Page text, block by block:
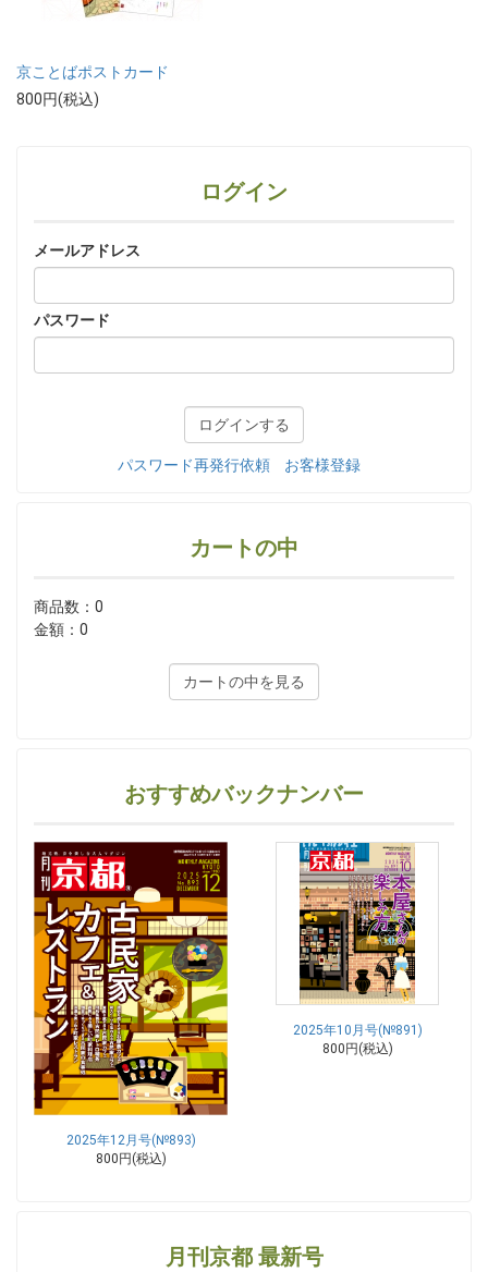
京ことばポストカード
800円(税込)
ログイン
メールアドレス
パスワード
パスワード再発行依頼 お客様登録
カートの中
商品数：0
金額：0
カートの中を見る
おすすめバックナンバー
2025年12月号(№893)
800円(税込)
2025年10月号(№891)
800円(税込)
月刊京都 最新号